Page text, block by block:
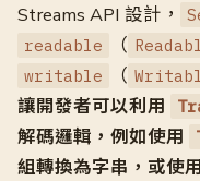
Streams API 設計，
readable （
writable （
讓開發者可以利用
解碼邏輯，例如使用
組轉換為字串，或使